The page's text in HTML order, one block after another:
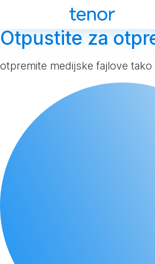
Otpustite za
otpremite medijske fajlove